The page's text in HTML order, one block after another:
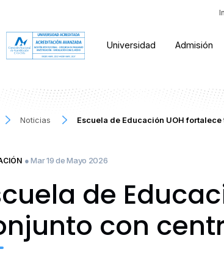
Universidad Admisión
Noticias Escuela de Educación UOH
● Mar 19 de Mayo 2026
de
con